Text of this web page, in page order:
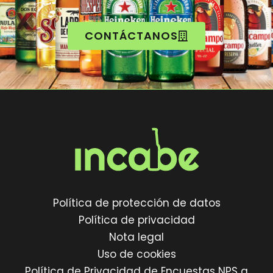
CONTÁCTANOS
Política de protección de datos
Política de privacidad
Nota legal
Uso de cookies